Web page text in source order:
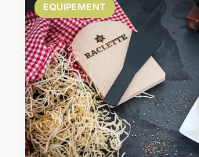
EQUIPEMENT